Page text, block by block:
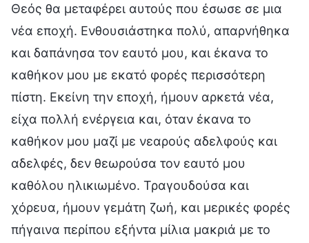
Θεός θα μεταφέρει αυτούς που έσωσε σε μια
νέα εποχή. Ενθουσιάστηκα πολύ, απαρνήθηκα
και δαπάνησα τον εαυτό μου, και έκανα το
καθήκον μου με εκατό φορές περισσότερη
πίστη. Εκείνη την εποχή, ήμουν αρκετά νέα,
είχα πολλή ενέργεια και, όταν έκανα το
καθήκον μου μαζί με νεαρούς αδελφούς και
αδελφές, δεν θεωρούσα τον εαυτό μου
καθόλου ηλικιωμένο. Τραγουδούσα και
χόρευα, ήμουν γεμάτη ζωή, και μερικές φορές
πήγαινα περίπου εξήντα μίλια μακριά με το